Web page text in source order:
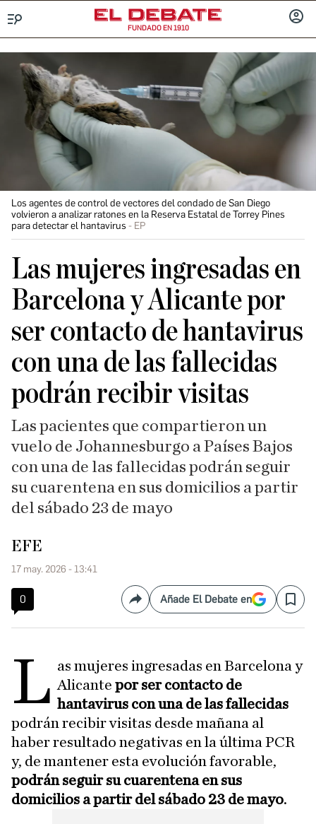
FUNDADO EN 1910
Los agentes de control de vectores del condado de San Diego
volvieron a analizar ratones en la Reserva Estatal de Torrey Pines
para detectar el hantavirus
EP
Las mujeres ingresadas en
Barcelona y Alicante por
ser contacto de hantavirus
con una de las fallecidas
podrán recibir visitas
Las pacientes que compartieron un
vuelo de Johannesburgo a Países Bajos
con una de las fallecidas podrán seguir
su cuarentena en sus domicilios a partir
del sábado 23 de mayo
EFE
17 may. 2026 - 13:41
0 CompartirAñade El Debate en Save
L as mujeres ingresadas en Barcelona y
Alicante por ser contacto de
hantavirus con una de las fallecidas
podrán recibir visitas desde mañana al
haber resultado negativas en la última PCR
y, de mantener esta evolución favorable,
podrán seguir su cuarentena en sus
domicilios a partir del sábado 23 de mayo.